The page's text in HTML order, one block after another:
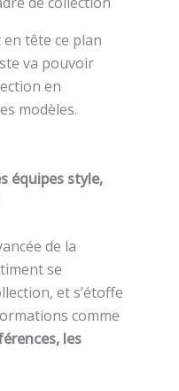
en tête ce plan
va pouvoir
en
modèles.
équipes style,
de la
se
et s’étoffe
comme
les